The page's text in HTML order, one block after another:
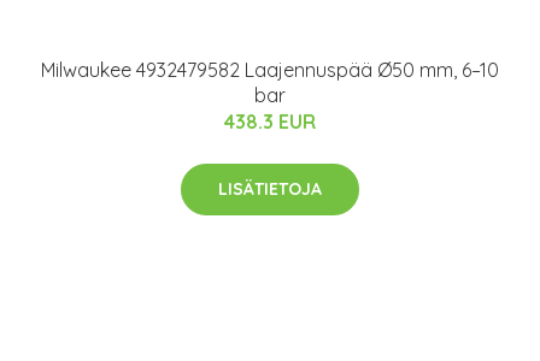
Milwaukee 4932479582 Laajennuspää Ø50 mm, 6–10
bar
438.3 EUR
LISÄTIETOJA